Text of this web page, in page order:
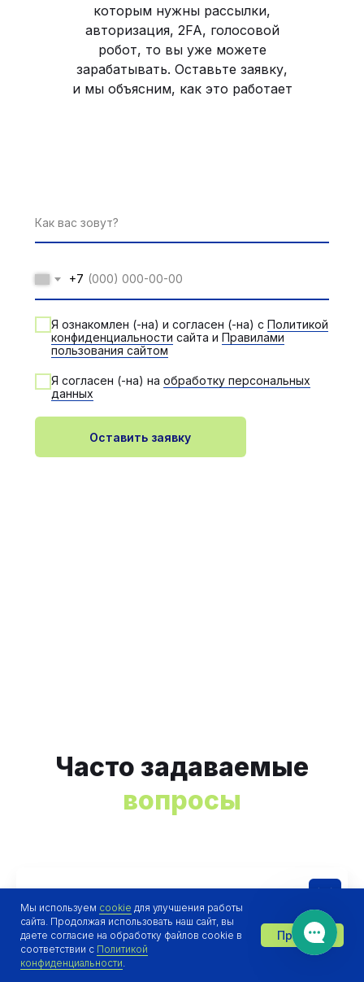
Мы используем cookie для улучшения работы
сайта. Продолжая использовать наш сайт, вы
даете согласие на обработку файлов cookie в
соответствии с Политикой
конфиденциальности.
Принять
которым нужны рассылки,
авторизация, 2FA, голосовой
робот, то вы уже можете
зарабатывать. Оставьте заявку,
и мы объясним, как это работает
+7
Я ознакомлен (-на) и согласен (-на) с Политикой
конфиденциальности сайта и Правилами
пользования сайтом
Я согласен (-на) на обработку персональных
данных
Оставить заявку
Часто задаваемые
вопросы
Нужен ли опыт в телеком или IT
Будет плюсом. Но достаточно понимать задачи клиентов.
Менеджер Notificore поможет подготовить предложение и
ответит на технические вопросы.
Отдел продаж онлайн 👋